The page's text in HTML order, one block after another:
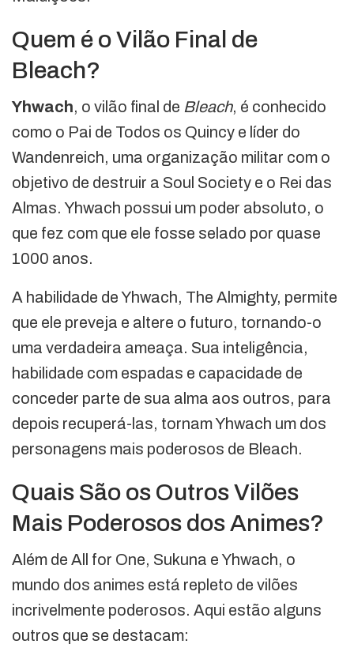
Quem é o Vilão Final de
Bleach?
Yhwach, o vilão final de Bleach, é conhecido
como o Pai de Todos os Quincy e líder do
Wandenreich, uma organização militar com o
objetivo de destruir a Soul Society e o Rei das
Almas. Yhwach possui um poder absoluto, o
que fez com que ele fosse selado por quase
1000 anos.
A habilidade de Yhwach, The Almighty, permite
que ele preveja e altere o futuro, tornando-o
uma verdadeira ameaça. Sua inteligência,
habilidade com espadas e capacidade de
conceder parte de sua alma aos outros, para
depois recuperá-las, tornam Yhwach um dos
personagens mais poderosos de Bleach.
Quais São os Outros Vilões
Mais Poderosos dos Animes?
Além de All for One, Sukuna e Yhwach, o
mundo dos animes está repleto de vilões
incrivelmente poderosos. Aqui estão alguns
outros que se destacam: